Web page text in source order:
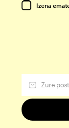
Izena